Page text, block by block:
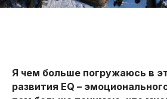
Я чем больше погружаюсь в
развития EQ –